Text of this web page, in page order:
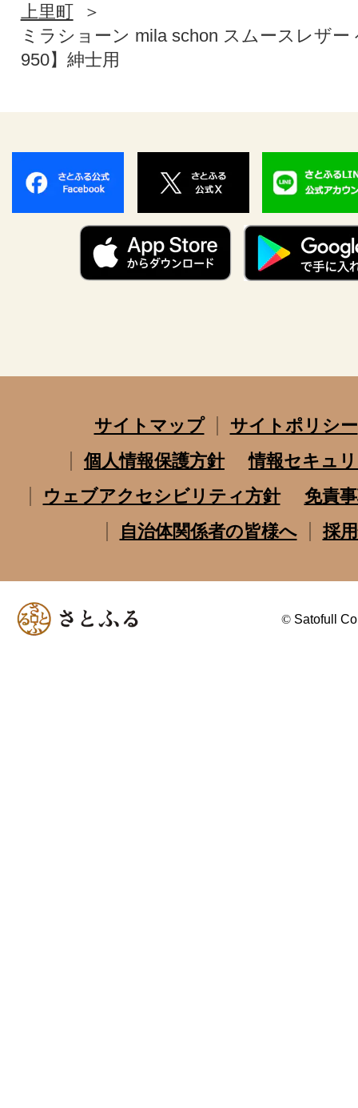
上里町
ミラショーン mila schon スムースレザー
950】紳士用
サイトマップ
サイトポリシー
個人情報保護方針
情報セキュ
ウェブアクセシビリティ方針
免責
自治体関係者の皆様へ
採
© Satofull